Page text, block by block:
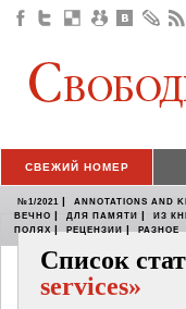
СВЕЖИЙ НОМЕР
№1/2021 | ANNOTATIONS AND
ВЕЧНО | ДЛЯ ПАМЯТИ | ИЗ
ПОЛЯХ | РЕЦЕНЗИИ | РАЗНОЕ
Список
services»